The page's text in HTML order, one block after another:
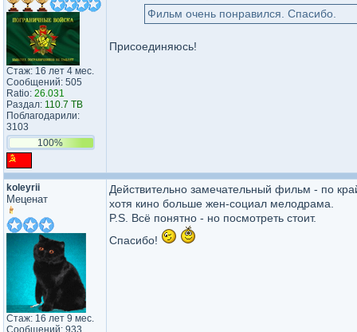
Стаж: 16 лет 4 мес.
Сообщений: 505
Ratio: 26.031
Раздал: 110.7 TB
Поблагодарили:
3103
100%
Фильм очень понравился. Спасибо.
Присоединяюсь!
koleyrii
Меценат
Стаж: 16 лет 9 мес.
Сообщений: 933
Действительно замечательный фильм - по
хотя кино больше жен-социал мелодрама.
P.S. Всё понятно - но посмотреть стоит.
Спасибо!